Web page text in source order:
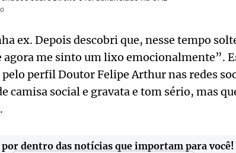
ex. Depois descobri que, nesse tempo
agora me sinto um lixo emocionalmente”.
perfil Doutor Felipe Arthur nas redes
camisa social e gravata e tom sério, mas
por dentro das notícias que importam para você!